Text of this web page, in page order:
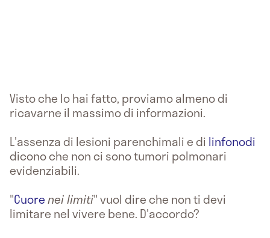
Visto che lo hai fatto, proviamo almeno di
ricavarne il massimo di informazioni.
L'assenza di lesioni parenchimali e di linfonodi
dicono che non ci sono tumori polmonari
evidenziabili.
"Cuorenei limiti" vuol dire che non ti devi
limitare nel vivere bene. D'accordo?